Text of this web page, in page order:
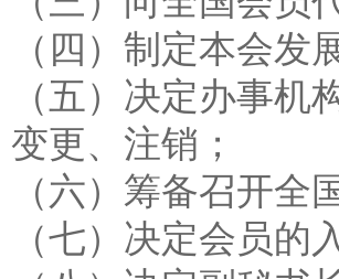
（四）制定本会发
（五）决定办事
变更、注销；
（六）筹备召开
（七）决定会员的